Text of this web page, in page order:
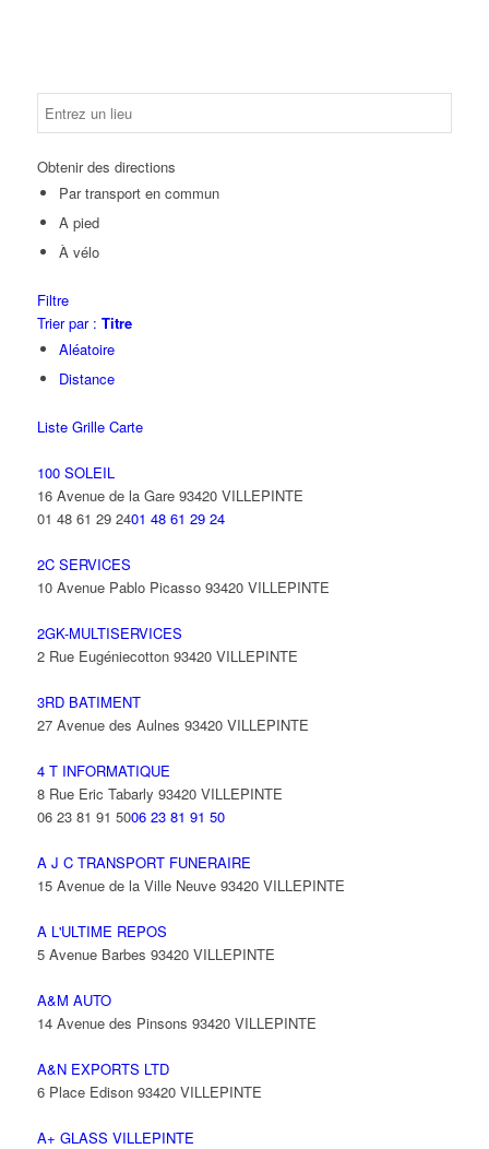
Obtenir des directions
Par transport en commun
A pied
À vélo
Filtre
Trier par : Titre
Aléatoire
Distance
Liste Grille Carte
100 SOLEIL
16 Avenue de la Gare 93420 VILLEPINTE
01 48 61 29 2401 48 61 29 24
2C SERVICES
10 Avenue Pablo Picasso 93420 VILLEPINTE
2GK-MULTISERVICES
2 Rue Eugéniecotton 93420 VILLEPINTE
3RD BATIMENT
27 Avenue des Aulnes 93420 VILLEPINTE
4 T INFORMATIQUE
8 Rue Eric Tabarly 93420 VILLEPINTE
06 23 81 91 5006 23 81 91 50
A J C TRANSPORT FUNERAIRE
15 Avenue de la Ville Neuve 93420 VILLEPINTE
A L'ULTIME REPOS
5 Avenue Barbes 93420 VILLEPINTE
A&M AUTO
14 Avenue des Pinsons 93420 VILLEPINTE
A&N EXPORTS LTD
6 Place Edison 93420 VILLEPINTE
A+ GLASS VILLEPINTE